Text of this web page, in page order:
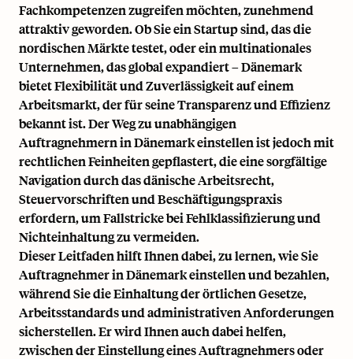
Fachkompetenzen zugreifen möchten, zunehmend
attraktiv geworden. Ob Sie ein Startup sind, das die
nordischen Märkte testet, oder ein multinationales
Unternehmen, das global expandiert – Dänemark
bietet Flexibilität und Zuverlässigkeit auf einem
Arbeitsmarkt, der für seine Transparenz und Effizienz
bekannt ist. Der Weg zuunabhängigen
Auftragnehmern in Dänemark einstellenist jedoch mit
rechtlichen Feinheiten gepflastert, die eine sorgfältige
Navigation durch das dänische Arbeitsrecht,
Steuervorschriftenund Beschäftigungspraxis
erfordern, um Fallstricke bei Fehlklassifizierung und
Nichteinhaltung zu vermeiden.
Dieser Leitfaden hilft Ihnen dabei, zu lernen, wie Sie
Auftragnehmer in Dänemark einstellen und bezahlen,
während Sie die Einhaltung der örtlichen Gesetze,
Arbeitsstandards und administrativen Anforderungen
sicherstellen. Er wird Ihnen auch dabei helfen,
zwischen der Einstellung eines Auftragnehmers oder